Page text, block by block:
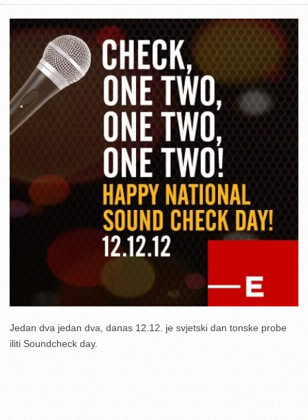
Jedan dva jedan dva, danas 12.12. je svjetski dan tonske probe
iliti Soundcheck day.